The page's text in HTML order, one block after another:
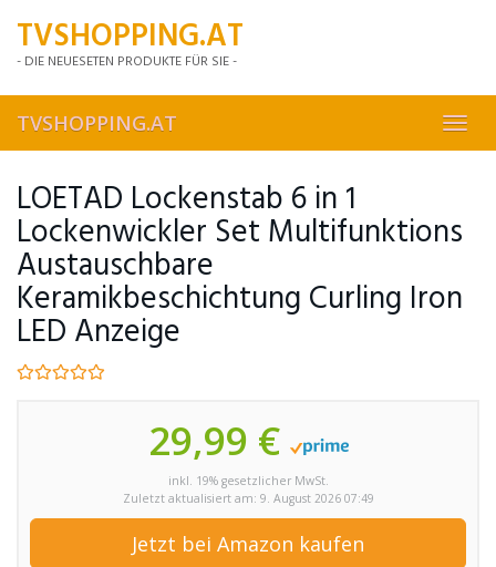
mainTVSHOPPING.AT
- DIE NEUESETEN PRODUKTE FÜR SIE -
TVSHOPPING.AT
LOETAD Lockenstab 6 in 1
Lockenwickler Set Multifunktions
Austauschbare
Keramikbeschichtung Curling Iron
LED Anzeige
29,99 €
inkl. 19% gesetzlicher MwSt.
Zuletzt aktualisiert am: 9. August 2026 07:49
Jetzt bei Amazon kaufen